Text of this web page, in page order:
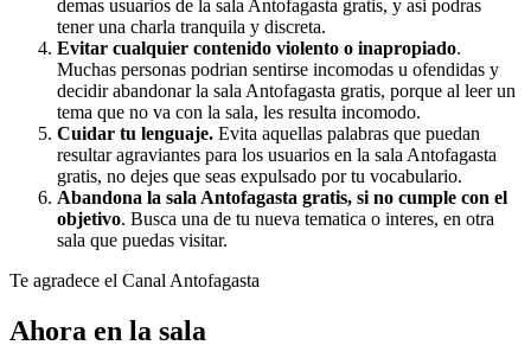
demas usuarios de la sala Antofagasta gratis, y asi podras
tener una charla tranquila y discreta.
Evitar cualquier contenido violento o inapropiado.
Muchas personas podrian sentirse incomodas u ofendidas y
decidir abandonar la sala Antofagasta gratis, porque al leer un
tema que no va con la sala, les resulta incomodo.
Cuidar tu lenguaje. Evita aquellas palabras que puedan
resultar agraviantes para los usuarios en la sala Antofagasta
gratis, no dejes que seas expulsado por tu vocabulario.
Abandona la sala Antofagasta gratis, si no cumple con el
objetivo. Busca una de tu nueva tematica o interes, en otra
sala que puedas visitar.
Te agradece el Canal Antofagasta
Ahora en la sala